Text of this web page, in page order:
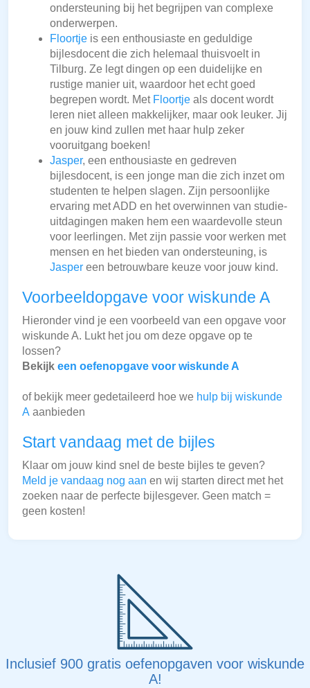
ondersteuning bij het begrijpen van complexe
onderwerpen.
Floortje is een enthousiaste en geduldige
bijlesdocent die zich helemaal thuisvoelt in
Tilburg. Ze legt dingen op een duidelijke en
rustige manier uit, waardoor het echt goed
begrepen wordt. Met Floortje als docent wordt
leren niet alleen makkelijker, maar ook leuker. Jij
en jouw kind zullen met haar hulp zeker
vooruitgang boeken!
Jasper, een enthousiaste en gedreven
bijlesdocent, is een jonge man die zich inzet om
studenten te helpen slagen. Zijn persoonlijke
ervaring met ADD en het overwinnen van studie-
uitdagingen maken hem een waardevolle steun
voor leerlingen. Met zijn passie voor werken met
mensen en het bieden van ondersteuning, is
Jasper een betrouwbare keuze voor jouw kind.
Voorbeeldopgave voor wiskunde A
Hieronder vind je een voorbeeld van een opgave voor
wiskunde A. Lukt het jou om deze opgave op te
lossen?
Bekijk een oefenopgave voor wiskunde A
of bekijk meer gedetaileerd hoe we hulp bij wiskunde
A aanbieden
Start vandaag met de bijles
Klaar om jouw kind snel de beste bijles te geven?
Meld je vandaag nog aan en wij starten direct met het
zoeken naar de perfecte bijlesgever. Geen match =
geen kosten!
Inclusief 900 gratis oefenopgaven voor wiskunde
A!